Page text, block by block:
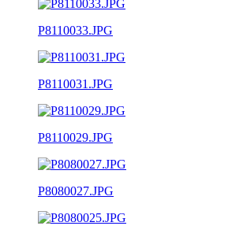
P8110033.JPG
P8110031.JPG
P8110029.JPG
P8080027.JPG